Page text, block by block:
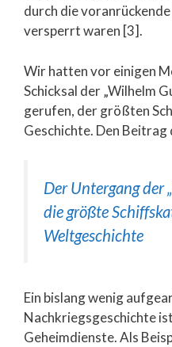
durch die
versperrt waren [3].
Wir hatten vor einigen
Schicksal der „Wilhelm
gerufen, der größten
Geschichte. Den Beitrag
Der Untergang der
die größte
Weltgeschichte
Ein bislang wenig
Nachkriegsgeschichte
Geheimdienste. Als